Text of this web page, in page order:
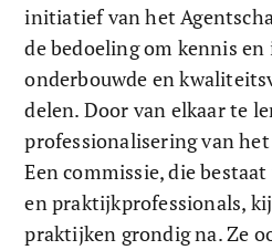
initiatief van het
de bedoeling om kennis
onderbouwde en
delen. Door van elkaar te
professionalisering van
Een commissie, die
en praktijkprofessionals,
praktijken grondig na. Ze